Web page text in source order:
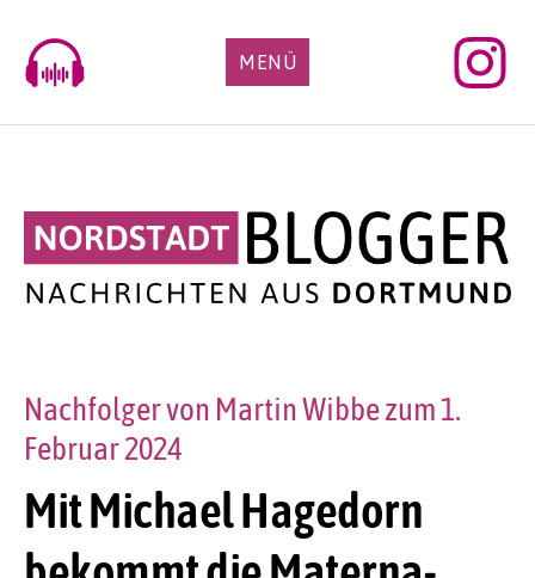
content
MENÜ
Mit Michael Hagedorn
Nachfolger von Martin Wibbe zum 1.
Februar 2024